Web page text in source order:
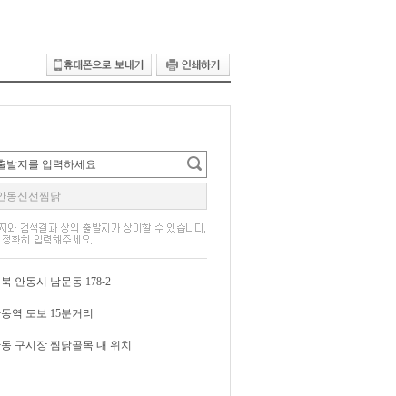
안동시 남문동 178-2
역 도보 15분거리
구시장 찜닭골목 내 위치